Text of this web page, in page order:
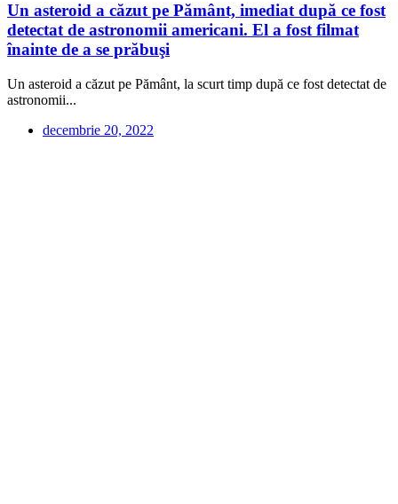
Un asteroid a căzut pe Pământ, imediat după ce fost
detectat de astronomii americani. El a fost filmat
înainte de a se prăbuşi
Un asteroid a căzut pe Pământ, la scurt timp după ce fost detectat de
astronomii...
decembrie 20, 2022